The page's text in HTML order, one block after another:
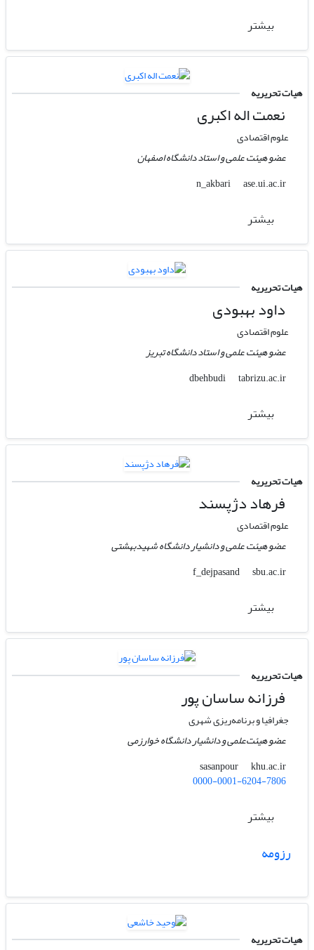
بیشتر
هیات تحریریه
نعمت اله اکبری
علوم اقتصادی
عضو هیئت علمی و استاد دانشگاه اصفهان
n_akbari
ase.ui.ac.ir
بیشتر
هیات تحریریه
داود بهبودی
علوم اقتصادی
عضو هیئت علمی و استاد دانشگاه تبریز
dbehbudi
tabrizu.ac.ir
بیشتر
هیات تحریریه
فرهاد دژپسند
علوم اقتصادی
عضو هیئت علمی و دانشیار دانشگاه شهیدبهشتی
f_dejpasand
sbu.ac.ir
بیشتر
هیات تحریریه
فرزانه ساسان پور
جغرافیا و برنامه‌ریزی شهری
عضو هیئت‌علمی و دانشیار دانشگاه خوارزمی
sasanpour
khu.ac.ir
0000-0001-6204-7806
بیشتر
رزومه
هیات تحریریه